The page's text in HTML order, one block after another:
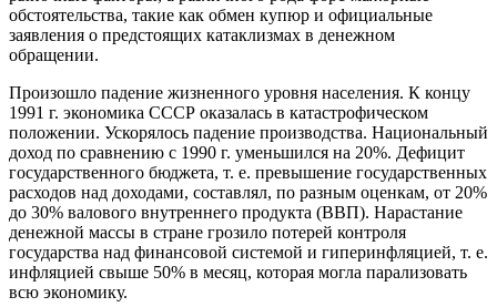
обстоятельства, такие как обмен купюр и официальные
заявления о предстоящих катаклизмах в денежном
обращении.
Произошло падение жизненного уровня населения. К концу
1991 г. экономика СССР оказалась в катастрофическом
положении. Ускорялось падение производства. Национальный
доход по сравнению с 1990 г. уменьшился на 20%. Дефицит
государственного бюджета, т. е. превышение государственных
расходов над доходами, составлял, по разным оценкам, от 20%
до 30% валового внутреннего продукта (ВВП). Нарастание
денежной массы в стране грозило потерей контроля
государства над финансовой системой и гиперинфляцией, т. е.
инфляцией свыше 50% в месяц, которая могла парализовать
всю экономику.